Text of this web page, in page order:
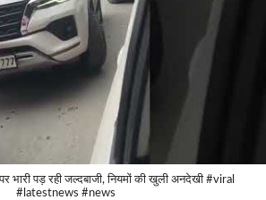
भारी पड़ रही जल्दबाजी, नियमों की खुली अनदेखी #viral
#latestnews #news